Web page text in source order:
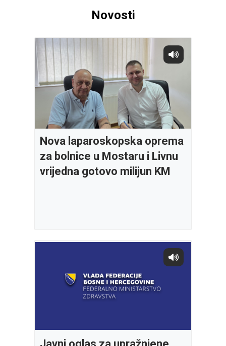
Novosti
Nova laparoskopska oprema
za bolnice u Mostaru i Livnu
vrijedna gotovo milijun KM